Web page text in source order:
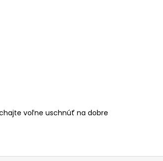
voľne uschnúť na dobre